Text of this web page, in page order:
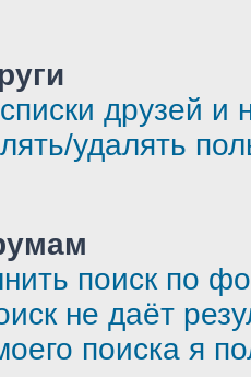
друзей и
удалять
поиск по
не даёт
поиска я